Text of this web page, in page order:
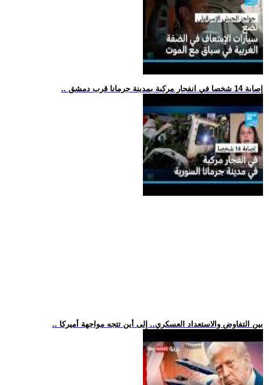
.. إصابة 14 شخصا في انفجار مركبة بمدينة جرمانا قرب دمشق
.. بين التفاوض والاستعداد العسكري.. إلى أين تتجه مواجهة أميركا